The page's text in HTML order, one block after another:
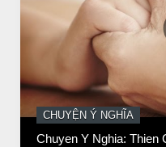
BÀI NỔI BẬT
HẠT GIỐNG TÂM HỒN